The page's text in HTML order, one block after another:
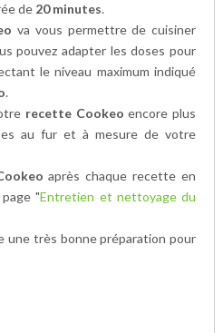
de 20 minutes.
va vous permettre de cuisiner
pouvez adapter les doses pour
le niveau maximum indiqué
.
recette Cookeo encore plus
au fur et à mesure de votre
après chaque recette en
"Entretien et nettoyage du
une très bonne préparation pour